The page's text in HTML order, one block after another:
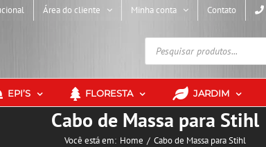
Área do cliente Minha conta Contato
Pesquisar
produtos
EPI’S FLORESTA JARDIM
Cabo de Massa para Stihl
Você está em: Home Cabo de Massa para Stihl